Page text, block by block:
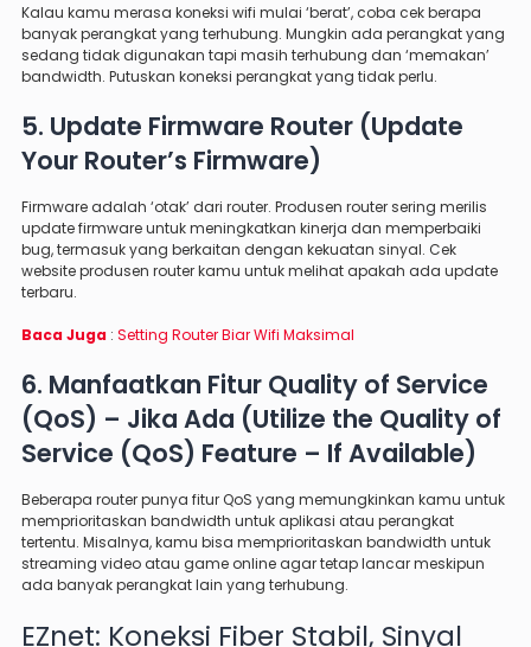
Kalau kamu merasa koneksi wifi mulai ‘berat’, coba cek berapa
banyak perangkat yang terhubung. Mungkin ada perangkat yang
sedang tidak digunakan tapi masih terhubung dan ‘memakan’
bandwidth. Putuskan koneksi perangkat yang tidak perlu.
5. Update Firmware Router (Update
Your Router’s Firmware)
Firmware adalah ‘otak’ dari router. Produsen router sering merilis
update firmware untuk meningkatkan kinerja dan memperbaiki
bug, termasuk yang berkaitan dengan kekuatan sinyal. Cek
website produsen router kamu untuk melihat apakah ada update
terbaru.
Baca Juga : Setting Router Biar Wifi Maksimal
6. Manfaatkan Fitur Quality of Service
(QoS) – Jika Ada (Utilize the Quality of
Service (QoS) Feature – If Available)
Beberapa router punya fitur QoS yang memungkinkan kamu untuk
memprioritaskan bandwidth untuk aplikasi atau perangkat
tertentu. Misalnya, kamu bisa memprioritaskan bandwidth untuk
streaming video atau game online agar tetap lancar meskipun
ada banyak perangkat lain yang terhubung.
EZnet: Koneksi Fiber Stabil, Sinyal